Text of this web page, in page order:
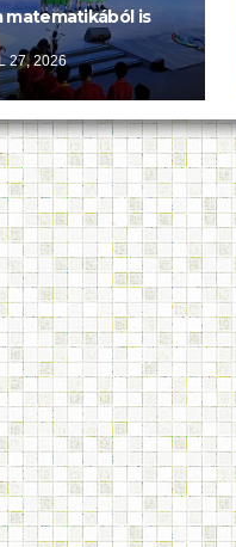
matematikából is
27, 2026